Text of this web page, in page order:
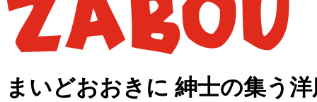
まいどおおきに 紳士の集う